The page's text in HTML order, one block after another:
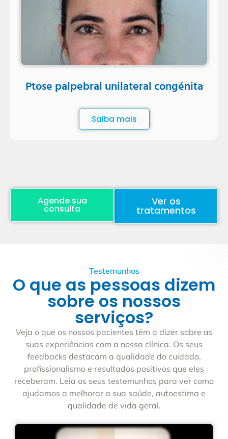
Ptose palpebral unilateral congénita
Saiba mais
Ver os
tratamentos
Agende sua
consulta
Testemunhos
O que as pessoas dizem
sobre os nossos
serviços?
Veja o que os nossos pacientes têm a dizer sobre as
suas experiências com a nossa clínica. Os seus
feedbacks destacam a qualidade do cuidado,
profissionalismo e resultados positivos que eles
receberam. Leia os seus testemunhos para ver como
ajudamos a melhorar a sua saúde, autoestima e
qualidade de vida geral.